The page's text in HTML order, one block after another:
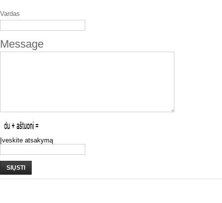
Vardas
Message
Įveskite atsakymą
SIŲSTI